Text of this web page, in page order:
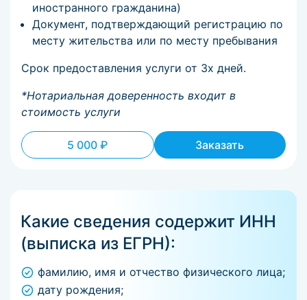
иностранного гражданина)
Документ, подтверждающий регистрацию по
месту жительства или по месту пребывания
Срок предоставления услуги от 3х дней.
*Нотариальная доверенность входит в
стоимость услуги
5 000 ₽ Заказать
Какие сведения содержит ИНН
(выписка из ЕГРН):
фамилию, имя и отчество физического лица;
дату рождения;